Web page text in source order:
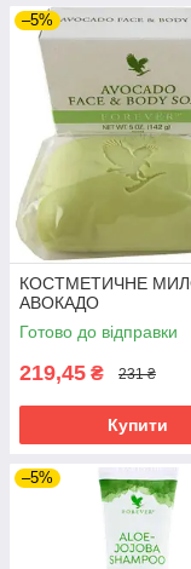
–5%
КОСТМЕТИЧНЕ
АВОКАДО
Готово до відправки
219,45 ₴ 231 ₴
Купити
–5%